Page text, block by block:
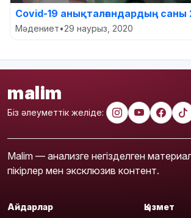
Covid-19 анықталғандардың саны
Мәдениет•29 наурыз, 2020
malim
Біз әлеуметтік желіде:
Malim — анализге негізделген
пікірлер мен эксклюзив контент.
Айдарлар Қызмет